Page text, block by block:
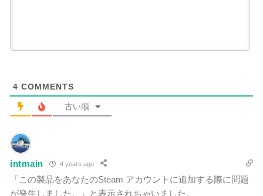
4 COMMENTS
古い順
intmain 4 years ago
「この製品をあなたのSteam アカウントに追加する際に問題
が発生しました。」と表示されちゃいました。